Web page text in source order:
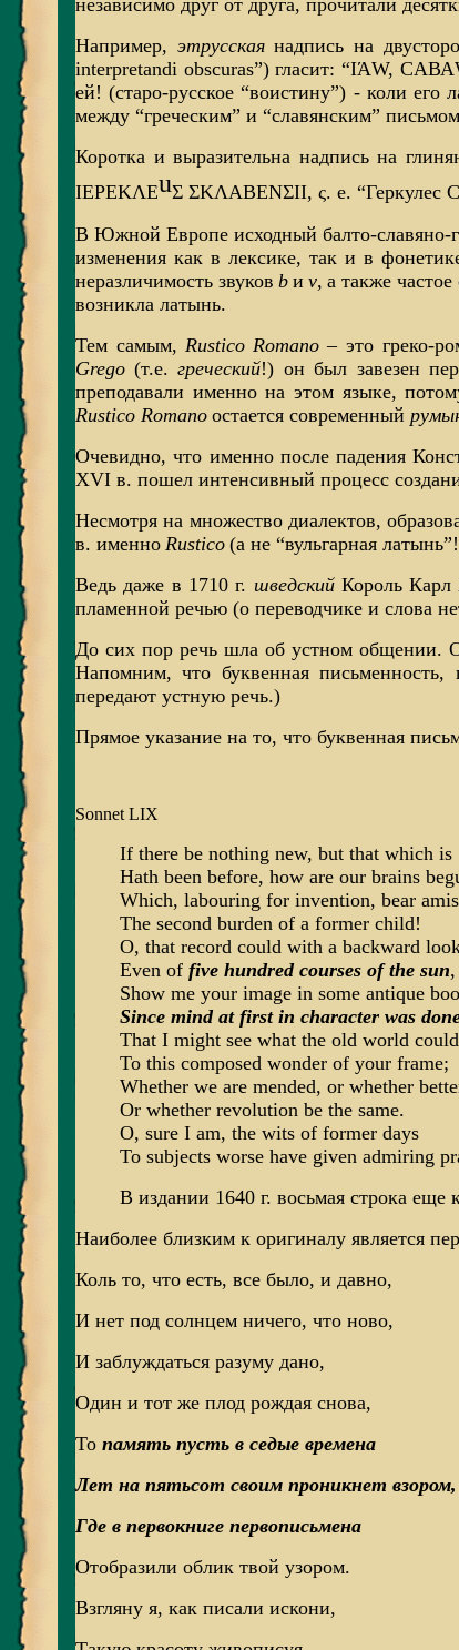
независимо друг от друга, прочитали
Например, этрусскаянадпись на
interpretandi obscuras”) гласит: “IΆW,
ей! (старо-русское “воистину”) - коли
между “греческим” и “славянским”
Коротка и выразительна надпись на
IEPEKΛEuΣ ΣKΛABENΣII, ς. е. “Геркулес
В Южной Европе исходный балто-славяно-
изменения как в лексике, так и в
неразличимость звуков b и v, а также
возникла латынь.
Тем самым, Rustico Romano – это греко-
Grego (т.е. греческий!) он был завезен
преподавали именно на этом языке,
Rustico Romano остается современный
Очевидно, что именно после падения
XVI в. пошел интенсивный процесс
Несмотря на множество диалектов,
в. именно Rustico (а не “вульгарная
Ведь даже в 1710 г. шведскийКороль Карл
пламенной речью (о переводчике и слова
До сих пор речь шла об устном общении.
Напомним, что буквенная
передают устную речь.)
Прямое указание на то, что буквенная
Sonnet LIX
If there be nothing new, but that which is
Hath been before, how are our brains
Which, labouring for invention, bear
The second burden of a former child!
O, that record could with a backward
Even of five hundred courses of the sun,
Show me your image in some antique
Since mind at first in character was
That I might see what the old world
To this composed wonder of your frame;
Whether we are mended, or whether
Or whether revolution be the same.
O, sure I am, the wits of former days
To subjects worse have given admiring
В издании 1640 г. восьмая строка еще
Наиболее близким к оригиналу является
Коль то, что есть, все было, и давно,
И нет под солнцем ничего, что ново,
И заблуждаться разуму дано,
Один и тот же плод рождая снова,
То память пусть в седые времена
Лет на пятьсот своим проникнет взором,
Где в первокниге первописьмена
Отобразили облик твой узором.
Взгляну я, как писали искони,